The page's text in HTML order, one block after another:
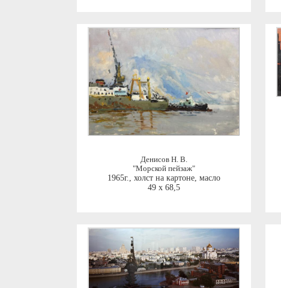
Денисов Н. В.
"Морской пейзаж"
1965г., холст на картоне, масло
49 x 68,5